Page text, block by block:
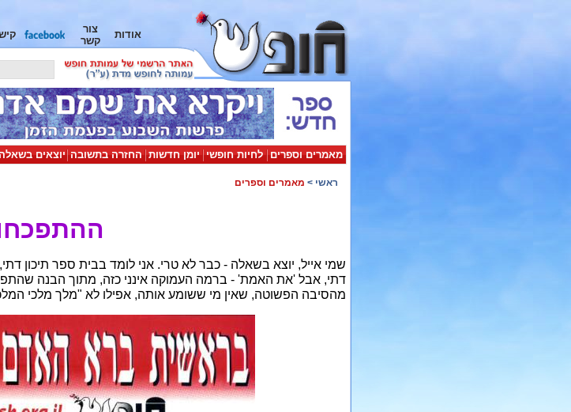
אודות
צור
קשר
מאמרים וספרים לחיות חופשי יומן חדשות החזרה בתשובה יוצאים
ראשי > מאמרים וספרים
שמי אייל, יוצא בשאלה - כבר לא טרי. אני לומד בבית ספר תיכון
דתי, אבל 'את האמת' - ברמה העמוקה אינני כזה, מתוך הבנה
מהסיבה הפשוטה, שאין מי ששומע אותה, אפילו לא "מלך מלכי